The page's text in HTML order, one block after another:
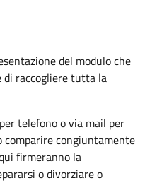
del modulo che
raccogliere tutta la
telefono o via mail per
comparire congiuntamente
firmeranno la
o divorziare o